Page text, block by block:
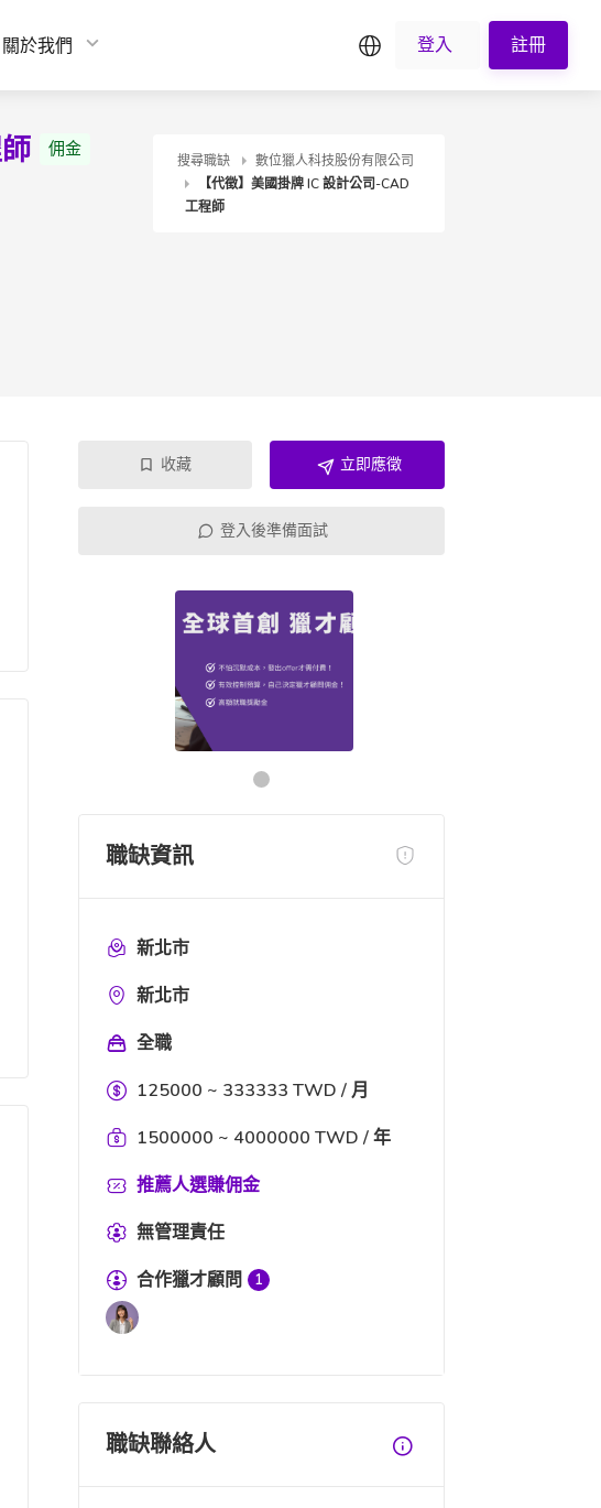
關於我們 繁中登入 註冊
佣金
搜尋職缺
數位獵人科技股份有限公司
【代徵】美國掛牌 IC 設計公司-CAD
工程師
收藏 立即應徵
登入後準備面試
職缺資訊
新北市
新北市
全職
125000 ~ 333333 TWD / 月
1500000 ~ 4000000 TWD / 年
推薦人選賺佣金
無管理責任
合作獵才顧問
1
職缺聯絡人